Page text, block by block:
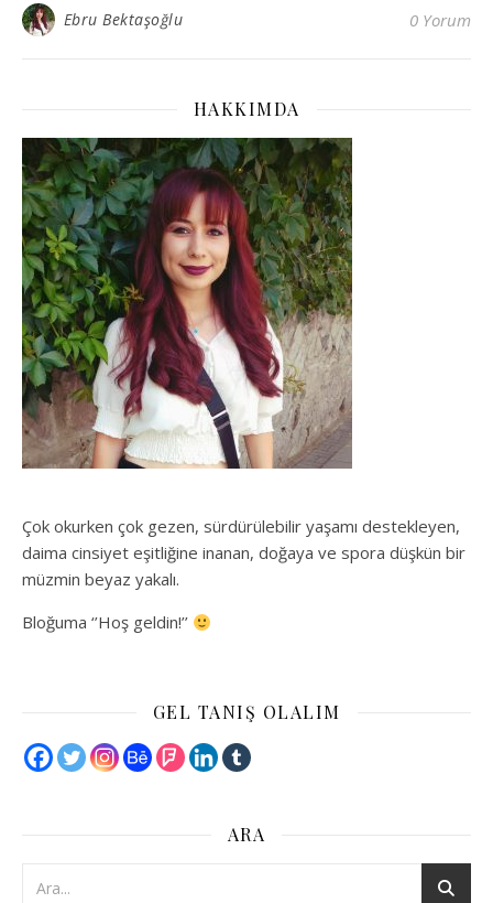
Ebru Bektaşoğlu 0 Yorum
HAKKIMDA
Çok okurken çok gezen, sürdürülebilir yaşamı destekleyen,
daima cinsiyet eşitliğine inanan, doğaya ve spora düşkün bir
müzmin beyaz yakalı.
Bloğuma ‘’Hoş geldin!’’
GEL TANIŞ OLALIM
ARA